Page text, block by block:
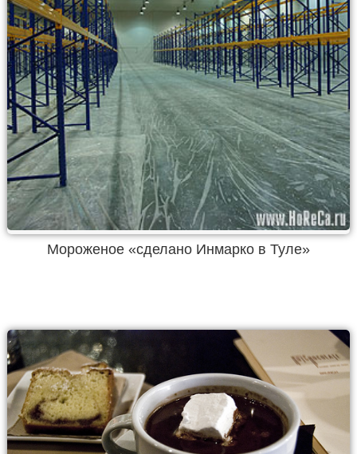
Мороженое «сделано Инмарко в Туле»